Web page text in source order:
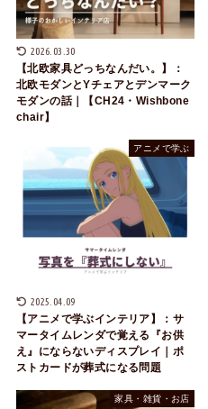
2026.03.30
【北欧家具どっちなんだい。】：
北欧モダンとYチェアとデンマーク
モダンの話｜【CH24・Wishbone
chair】
アニメで学ぶ
2025.04.09
【アニメで学ぶインテリア】：サ
マータイムレンダで覚える『お供
え』にならないディスプレイ｜ポ
ストカードが葬式になる問題
家具・雑貨・お店